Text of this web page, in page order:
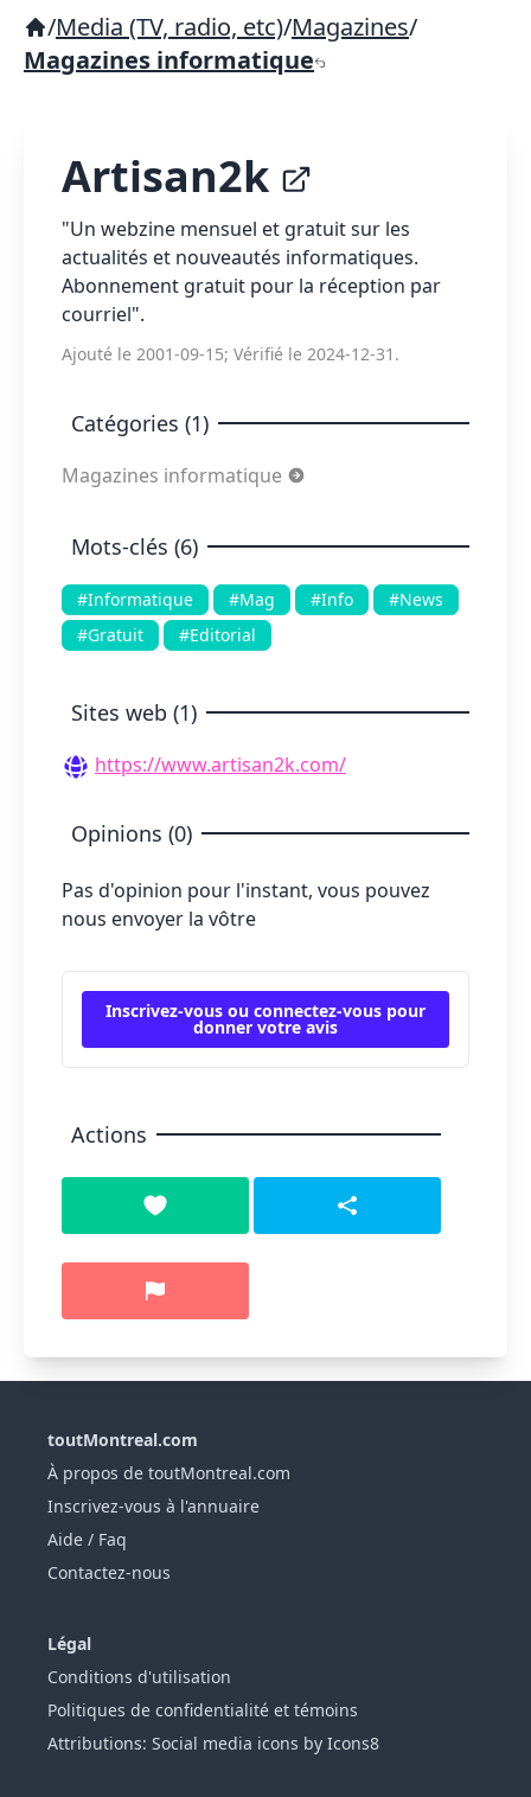
/Media (TV, radio, etc)/Magazines/
Magazines informatique
Artisan2k
"Un webzine mensuel et gratuit sur les
actualités et nouveautés informatiques.
Abonnement gratuit pour la réception par
courriel".
Ajouté le 2001-09-15; Vérifié le 2024-12-31.
Catégories (1)
Magazines informatique
Mots-clés (6)
#Informatique #Mag #Info
#News
#Gratuit
#Editorial
Sites web (1)
https://www.artisan2k.com/
Opinions (0)
Pas d'opinion pour l'instant, vous pouvez
nous envoyer la vôtre
Inscrivez-vous ou connectez-vous pour
donner votre avis
Actions
toutMontreal.com
À propos de toutMontreal.com
Inscrivez-vous à l'annuaire
Aide / Faq
Contactez-nous
Légal
Conditions d'utilisation
Politiques de confidentialité et témoins
Attributions: Social media icons by Icons8